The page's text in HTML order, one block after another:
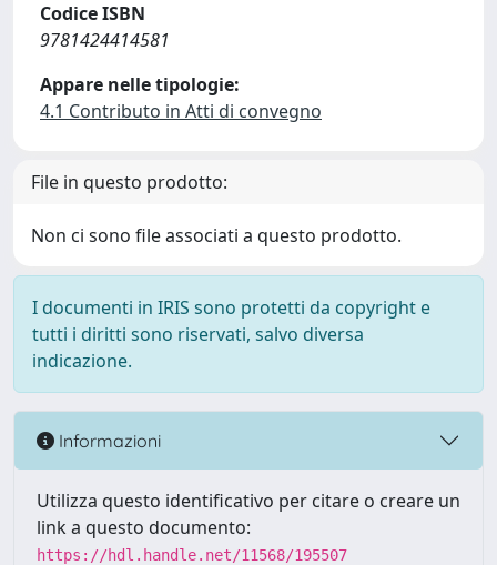
Codice ISBN
9781424414581
Appare nelle tipologie:
4.1 Contributo in Atti di convegno
File in questo prodotto:
Non ci sono file associati a questo prodotto.
I documenti in IRIS sono protetti da copyright e
tutti i diritti sono riservati, salvo diversa
indicazione.
Informazioni
Utilizza questo identificativo per citare o creare un
link a questo documento:
https://hdl.handle.net/11568/195507